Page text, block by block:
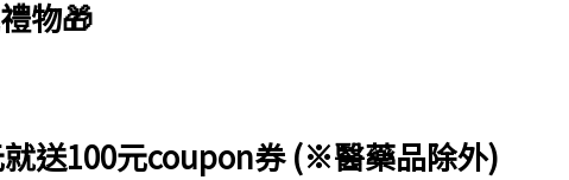
物🎁
送100元coupon券 (※醫藥品除外)